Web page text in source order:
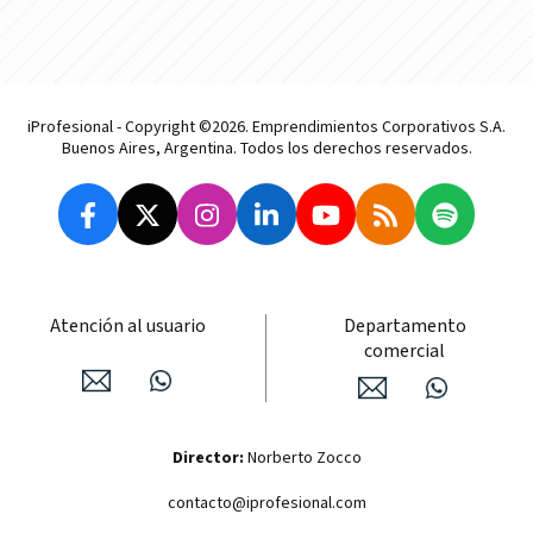
iProfesional - Copyright ©2026. Emprendimientos Corporativos S.A.
Buenos Aires, Argentina. Todos los derechos reservados.
Atención al usuario
Departamento
comercial
Director: Norberto Zocco
contacto@iprofesional.com